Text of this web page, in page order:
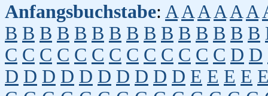
Anfangsbuchstabe: A A A A A A
B B B B B B B B B B B B B B B
C C C C C C C C C C C C C D D
D D D D D D D D D D E E E E